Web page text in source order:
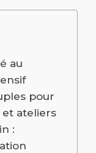
au
pour
et ateliers
: